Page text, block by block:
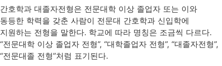
간호학과 대졸자전형은 전문대학 이상 졸업자 또는 이와
동등한 학력을 갖춘 사람이 전문대 간호학과 신입학에
지원하는 전형을 말한다. 학교에 따라 명칭은 조금씩 다르다.
“전문대학 이상 졸업자 전형”, “대학졸업자 전형”, “대졸자전형”,
“전문대졸 전형”처럼 표기된다.